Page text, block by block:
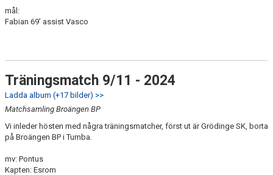
mål:
Fabian 69’ assist Vasco
Träningsmatch 9/11 - 2024
Ladda album (+17 bilder) >>
Matchsamling Broängen BP
Vi inleder hösten med några träningsmatcher, först ut är Grödinge SK, borta
på Broängen BP i Tumba.
mv: Pontus
Kapten: Esrom